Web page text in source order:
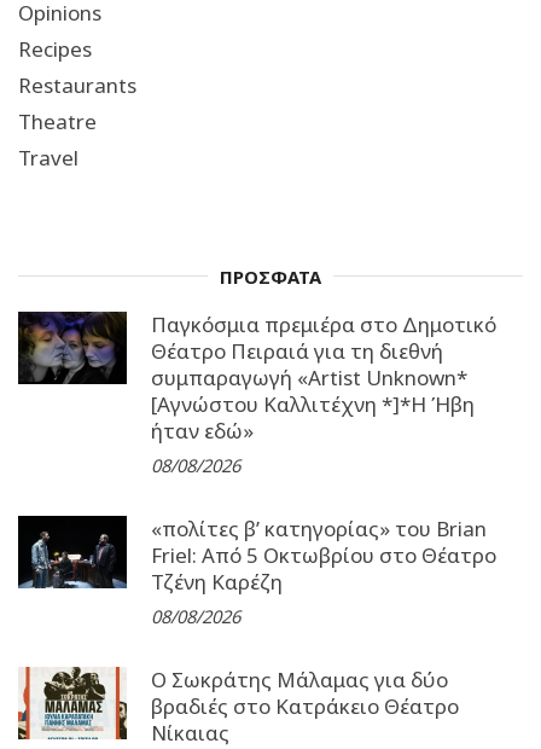
Opinions
Recipes
Restaurants
Theatre
Travel
ΠΡΟΣΦΑΤΑ
Παγκόσμια πρεμιέρα στο Δημοτικό
Θέατρο Πειραιά για τη διεθνή
συμπαραγωγή «Artist Unknown*
[Αγνώστου Καλλιτέχνη *]*Η Ήβη
ήταν εδώ»
08/08/2026
«πολίτες β’ κατηγορίας» του Brian
Friel: Από 5 Οκτωβρίου στο Θέατρο
Τζένη Καρέζη
08/08/2026
Ο Σωκράτης Μάλαμας για δύο
βραδιές στο Κατράκειο Θέατρο
Νίκαιας